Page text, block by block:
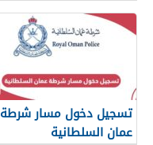
تسجيل دخول مسار شرطة
عمان السلطانية